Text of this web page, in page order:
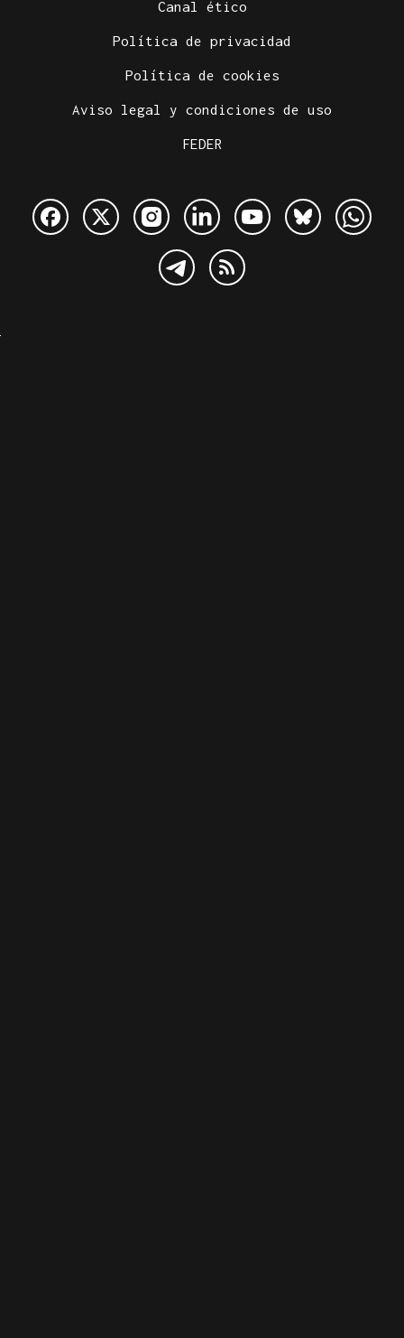
Canal ético
Política de privacidad
Política de cookies
Aviso legal y condiciones de uso
FEDER